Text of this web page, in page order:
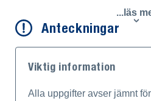
...läs
Anteckningar
Viktig information
Alla uppgifter avser jämnt